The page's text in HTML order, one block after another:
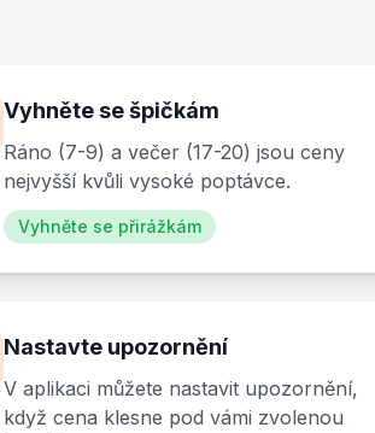
Vyhněte se špičkám
Ráno (7-9) a večer (17-20) jsou ceny
nejvyšší kvůli vysoké poptávce.
Vyhněte se přirážkám
Nastavte upozornění
V aplikaci můžete nastavit upozornění,
když cena klesne pod vámi zvolenou